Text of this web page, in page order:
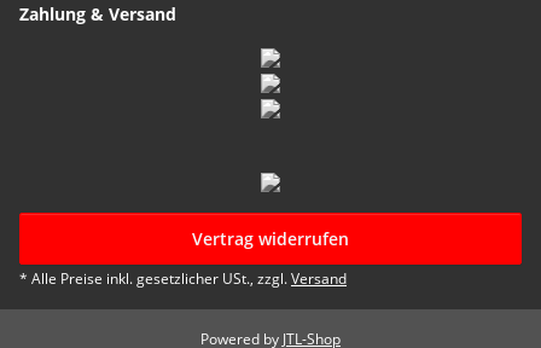
Zahlung & Versand
Vertrag widerrufen
* Alle Preise inkl. gesetzlicher USt., zzgl.Versand
Powered by JTL-Shop